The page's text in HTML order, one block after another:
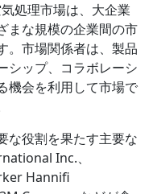
処理市場は、大企業
まな規模の企業間の市
。市場関係者は、製品
シップ、コラボレーシ
機会を利用して市場で
な役割を果たす主要な
Inc.、
Hannifi